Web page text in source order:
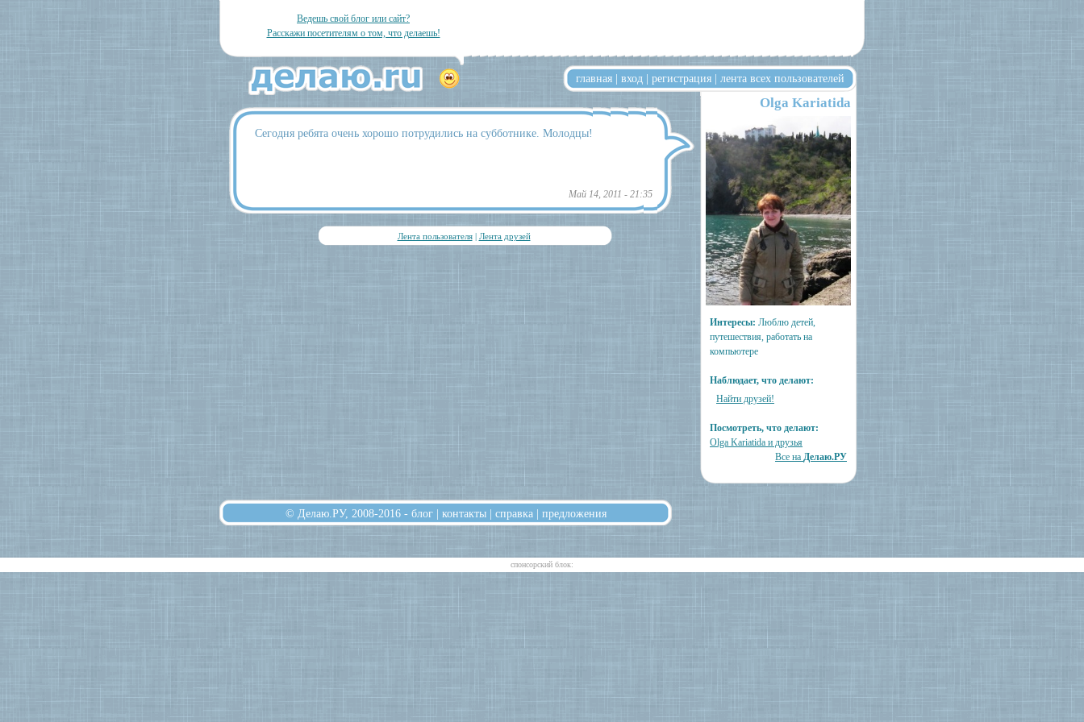
Ведешь свой блог или сайт?
Расскажи посетителям о том, что делаешь!
главная | вход | регистрация | лента всех пользователей
Сегодня ребята очень хорошо потрудились на субботнике. Молодцы!
Май 14, 2011 - 21:35
Лента пользователя| Лента друзей
Olga Kariatida
Интересы: Люблю детей,
путешествия, работать на
компьютере
Наблюдает, что делают:
Найти друзей!
Посмотреть, что делают:
Olga Kariatida и друзья
Все на Делаю.РУ
© Делаю.РУ, 2008-2016 - блог | контакты | справка | предложения
cпонсорский блок: